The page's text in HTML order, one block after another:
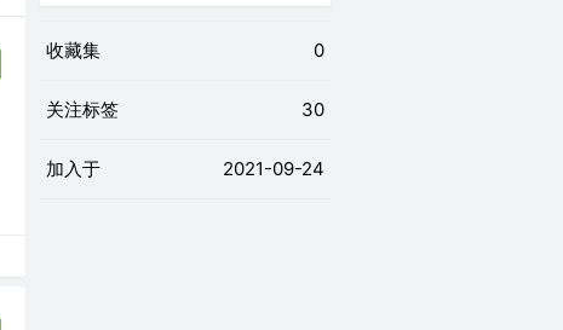
收藏集 0
关注标签 30
加入于 2021-09-24